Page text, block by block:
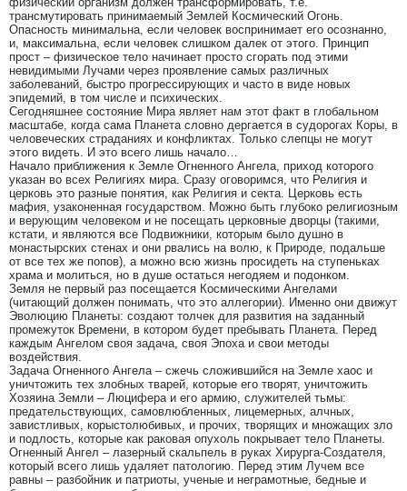
трансмутировать принимаемый Землей Космический Огонь.
Опасность минимальна, если человек воспринимает его осознанно,
и, максимальна, если человек слишком далек от этого. Принцип
прост – физическое тело начинает просто сгорать под этими
невидимыми Лучами через проявление самых различных
заболеваний, быстро прогрессирующих и часто в виде новых
эпидемий, в том числе и психических.
Сегодняшнее состояние Мира являет нам этот факт в глобальном
масштабе, когда сама Планета словно дергается в судорогах Коры, в
человеческих страданиях и конфликтах. Только слепцы не могут
этого видеть. И это всего лишь начало…
Начало приближения к Земле Огненного Ангела, приход которого
указан во всех Религиях мира. Сразу оговоримся, что Религия и
церковь это разные понятия, как Религия и секта. Церковь есть
мафия, узаконенная государством. Можно быть глубоко религиозным
и верующим человеком и не посещать церковные дворцы (такими,
кстати, и являются все Подвижники, которым было душно в
монастырских стенах и они рвались на волю, к Природе, подальше
от все тех же попов), а можно всю жизнь просидеть на ступеньках
храма и молиться, но в душе остаться негодяем и подонком.
Земля не первый раз посещается Космическими Ангелами
(читающий должен понимать, что это аллегории). Именно они движут
Эволюцию Планеты: создают толчек для развития на заданный
промежуток Времени, в котором будет пребывать Планета. Перед
каждым Ангелом своя задача, своя Эпоха и свои методы
воздействия.
Задача Огненного Ангела – сжечь сложившийся на Земле хаос и
уничтожить тех злобных тварей, которые его творят, уничтожить
Хозяина Земли – Люцифера и его армию, служителей тьмы:
предательствующих, самовлюбленных, лицемерных, алчных,
завистливых, корыстолюбивых, и прочих, творящих и множащих зло
и подлость, которые как раковая опухоль покрывает тело Планеты.
Огненный Ангел – лазерный скальпель в руках Хирурга-Создателя,
который всего лишь удаляет патологию. Перед этим Лучем все
равны – разбойник и патриоты, ученые и неграмотные, бедные и